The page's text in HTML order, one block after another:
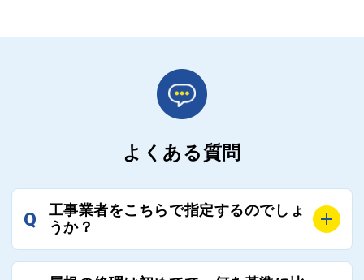
よくある質問
Q
工事業者をこちらで指定するのでしょ
うか？
お客様のご要望をお聞きし、条件に合った工事業者を